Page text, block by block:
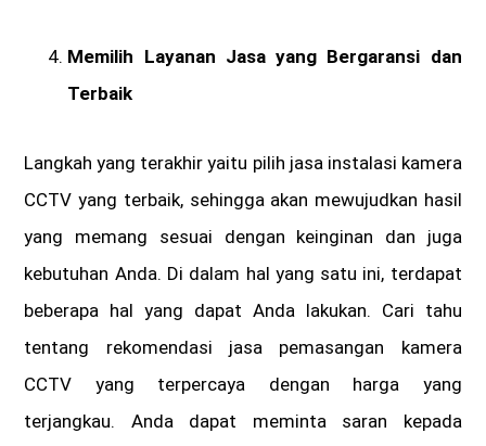
Memilih Layanan Jasa yang Bergaransi dan
Terbaik
Langkah yang terakhir yaitu pilih jasa instalasi kamera
CCTV yang terbaik, sehingga akan mewujudkan hasil
yang memang sesuai dengan keinginan dan juga
kebutuhan Anda. Di dalam hal yang satu ini, terdapat
beberapa hal yang dapat Anda lakukan. Cari tahu
tentang rekomendasi jasa pemasangan kamera
CCTV yang terpercaya dengan harga yang
terjangkau. Anda dapat meminta saran kepada